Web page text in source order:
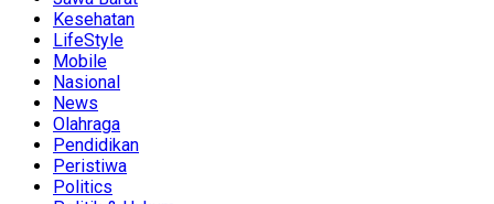
Kesehatan
LifeStyle
Mobile
Nasional
News
Olahraga
Pendidikan
Peristiwa
Politics